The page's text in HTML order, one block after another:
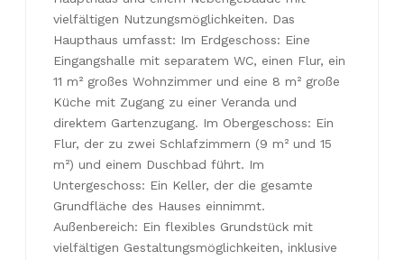
vielfältigen Nutzungsmöglichkeiten. Das
Haupthaus umfasst: Im Erdgeschoss: Eine
Eingangshalle mit separatem WC, einen Flur, ein
11 m² großes Wohnzimmer und eine 8 m² große
Küche mit Zugang zu einer Veranda und
direktem Gartenzugang. Im Obergeschoss: Ein
Flur, der zu zwei Schlafzimmern (9 m² und 15
m²) und einem Duschbad führt. Im
Untergeschoss: Ein Keller, der die gesamte
Grundfläche des Hauses einnimmt.
Außenbereich: Ein flexibles Grundstück mit
vielfältigen Gestaltungsmöglichkeiten, inklusive